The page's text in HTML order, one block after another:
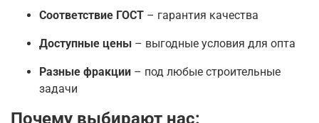
Соответствие ГОСТ – гарантия качества
Доступные цены – выгодные условия для опта
Разные фракции – под любые строительные
задачи
Почему выбирают нас: